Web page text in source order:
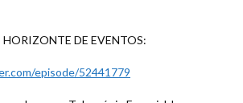
DE EVENTOS:
episode/52441779